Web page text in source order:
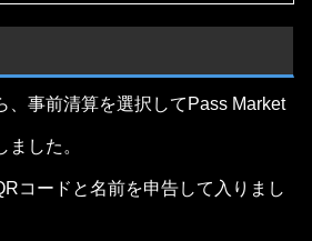
、事前清算を選択してPass Market
した。
コードと名前を申告して入りまし